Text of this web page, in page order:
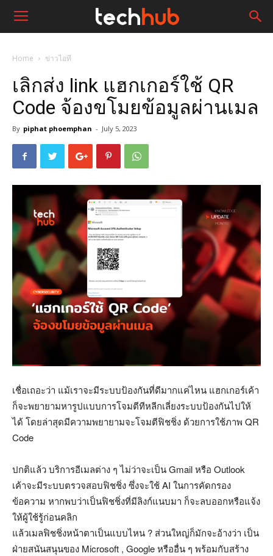
Home ข่าวไอที
เลิกส่ง link แฮกเกอร์ใช้ QR
Code จ้องขโมยข้อมูลผ่านเมล
By piphat phoemphan - July 5, 2023
เชื่อเถอะว่า แม้เราจะมีระบบป้องกันที่ดีมากแค่ไหน แฮกเกอร์เค้า
ก็จะพยายามหารูปแบบการโจมตีทีหลีกเลี่ยงระบบป้องกันไปให้
ได้ โดยล่าสุดมีความพยายามจะโจมตีฟิชชิ่ง ด้วยการใช้ภาพ QR
Code
ปกติแล้ว บริการอีเมลต่าง ๆ ไม่ว่าจะเป็น Gmail หรือ Outlook
เค้าจะมีระบบตรวจสอบฟิชชิ่ง ซึ่งจะใช้ AI ในการคัดกรอง
ข้อความ หากพบว่าเป็นฟิชชิ่งที่มีลิงก์แนบมา ก็จะลบออกหรือแจ้ง
ให้ผู้ใช้รู้ก่อนคลิก
แล้วเมลฟิชชิ่งหน้าตาเป็นแบบไหน ? ส่วนใหญ่ก็มักจะอ้างว่า เป็น
ฝ่ายสนันสนุนของ Microsoft , Google หรืออื่น ๆ พร้อมกับสร้าง